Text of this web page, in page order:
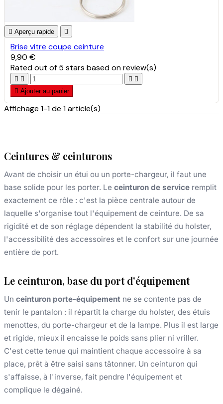
Ceintures & ceinturons
Avant de choisir un étui ou un porte-chargeur, il faut une
base solide pour les porter. Le ceinturon de service remplit
exactement ce rôle : c'est la pièce centrale autour de
laquelle s'organise tout l'équipement de ceinture. De sa
rigidité et de son réglage dépendent la stabilité du holster,
l'accessibilité des accessoires et le confort sur une journée
entière de port.
Le ceinturon, base du port d'équipement
Un ceinturon porte-équipement ne se contente pas de
tenir le pantalon : il répartit la charge du holster, des étuis
menottes, du porte-chargeur et de la lampe. Plus il est large
et rigide, mieux il encaisse le poids sans plier ni vriller.
C'est cette tenue qui maintient chaque accessoire à sa
place, prêt à être saisi sans tâtonner. Un ceinturon qui
s'affaisse, à l'inverse, fait pendre l'équipement et
complique le dégainé.
 Aperçu rapide 
Brise vitre coupe ceinture
9,90 €
Ratedout of 5 stars based onreview(s)
   
 Ajouter au panier
Affichage 1-1 de 1 article(s)